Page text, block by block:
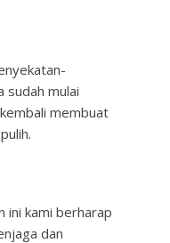
sudah mulai
membuat
ini kami berharap
dan